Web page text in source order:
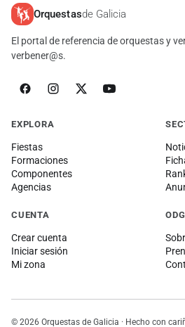
Orquestasde Galicia
El portal de referencia de orquestas y
verbener@s.
EXPLORA
Fiestas
Formaciones
Componentes
Agencias
CUENTA
Crear cuenta
Iniciar sesión
Mi zona
ODG
© 2026 Orquestas de Galicia · Hecho con